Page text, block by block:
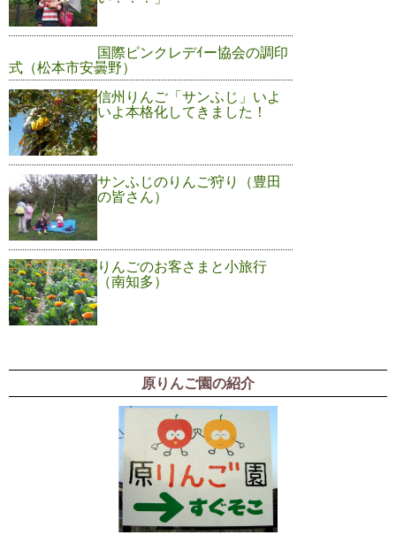
国際ピンクレデｲー協会の調印
式（松本市安曇野）
信州りんご「サンふじ」いよ
いよ本格化してきました！
サンふじのりんご狩り（豊田
の皆さん）
りんごのお客さまと小旅行
（南知多）
原りんご園の紹介